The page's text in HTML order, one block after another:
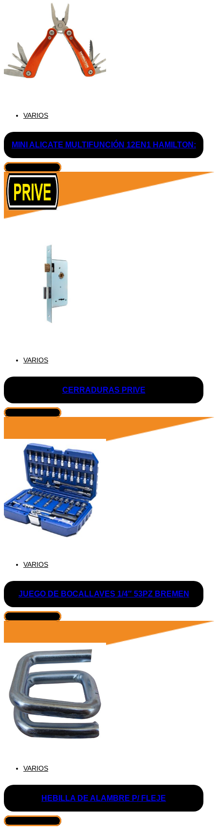
VARIOS
MINI ALICATE MULTIFUNCIÓN 12EN1 HAMILTON:
VER PRODUCTO
VARIOS
CERRADURAS PRIVE
VER PRODUCTO
VARIOS
JUEGO DE BOCALLAVES 1/4″ 53PZ BREMEN
VER PRODUCTO
VARIOS
HEBILLA DE ALAMBRE P/ FLEJE
VER PRODUCTO